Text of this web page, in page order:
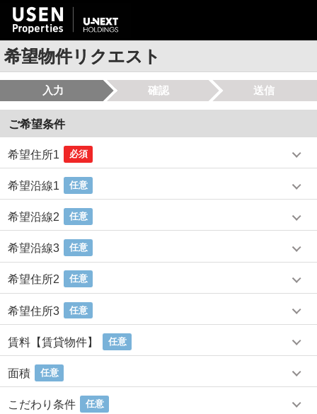
希望物件リクエスト
入力 確認 送信
ご希望条件
希望住所1 必須
希望沿線1 任意
希望沿線2 任意
希望沿線3 任意
希望住所2 任意
希望住所3 任意
賃料【賃貸物件】 任意
面積 任意
こだわり条件 任意